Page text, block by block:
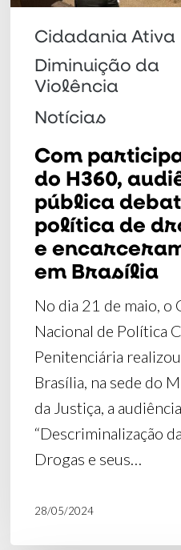
política
drogas
encarceramento
Brasília
Cidadania Ativa
Diminuição da
Violência
Notícias
Com
do H360,
pública
política de
e
em Brasília
No dia 21 de maio, o
Nacional de Política
Penitenciária
Brasília, na sede do
da Justiça, a
“Descriminalização
Drogas e seus…
28/05/2024